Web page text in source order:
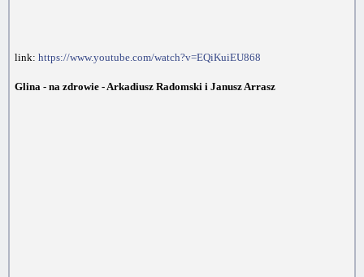
link: https://www.youtube.com/watch?v=EQiKuiEU868
Glina - na zdrowie - Arkadiusz Radomski i Janusz Arrasz